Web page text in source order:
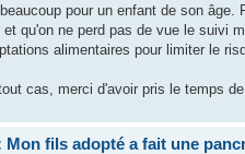
pour un enfant de son
et qu'on ne perd pas de vue le suivi
alimentaires pour limiter le
cas, merci d'avoir pris le temps
Mon fils adopté a fait une